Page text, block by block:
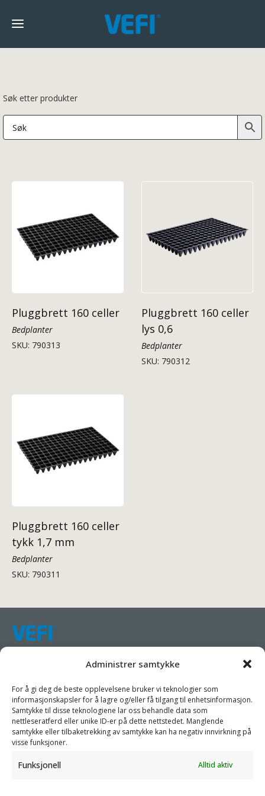
Administrer samtykke
For å gi deg de beste opplevelsene bruker vi teknologier som
informasjonskapsler for å lagre og/eller få tilgang til enhetsinformasjon.
Samtykke til disse teknologiene lar oss behandle data som
nettleseratferd eller unike ID-er på dette nettstedet. Manglende
samtykke eller tilbaketrekking av samtykke kan ha negativ innvirkning på
visse funksjoner.
Funksjonell Alltid aktiv
Søk etter produkter
Pluggbrett 160 celler
Bedplanter
SKU: 790313
Pluggbrett 160 celler
lys 0,6
Bedplanter
SKU: 790312
Pluggbrett 160 celler
tykk 1,7 mm
Bedplanter
SKU: 790311
Samarbeider mot en bærekraftig emballasjeindustri.
Vi har som mål å forenkle kundenes forretningsdrift, fremme
bærekraft og øke lønnsomheten ved å tilby dem passende
produkter og tjenester.
Som spesialister samarbeider vi med våre partnere for å